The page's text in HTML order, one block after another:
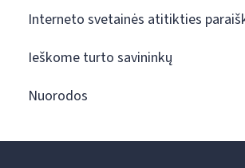
Interneto svetainės atitikties
Ieškome turto savininkų
Nuorodos